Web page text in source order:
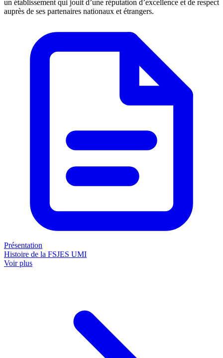
un établissement qui jouit d’une réputation d’excellence et de respect
auprès de ses partenaires nationaux et étrangers.
Présentation
Histoire de la FSJES UMI
Voir plus